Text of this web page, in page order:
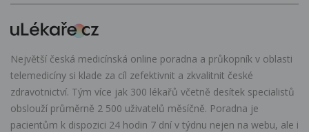
Největší česká medicínská online poradna a průkopník v oblasti
telemedicíny si klade za cíl zefektivnit a zkvalitnit české
zdravotnictví. Tým více jak 300 lékařů včetně desítek specialistů
obslouží průměrně 2 500 uživatelů měsíčně. Poradna je
pacientům k dispozici 24 hodin 7 dní v týdnu nejen na webu, ale i